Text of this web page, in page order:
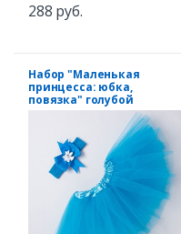
288 руб.
Набор "Маленькая
принцесса: юбка,
повязка" голубой